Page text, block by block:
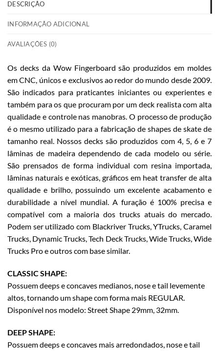
DESCRIÇÃO
INFORMAÇÃO ADICIONAL
AVALIAÇÕES (0)
Os decks da Wow Fingerboard são produzidos em moldes
em CNC, únicos e exclusivos ao redor do mundo desde 2009.
São indicados para praticantes iniciantes ou experientes e
também para os que procuram por um deck realista com alta
qualidade e controle nas manobras. O processo de produção
é o mesmo utilizado para a fabricação de shapes de skate de
tamanho real. Nossos decks são produzidos com 4, 5, 6 e 7
lâminas de madeira dependendo de cada modelo ou série.
São prensados de forma individual com resina importada,
lâminas naturais e exóticas, gráficos em heat transfer de alta
qualidade e brilho, possuindo um excelente acabamento e
durabilidade a nível mundial. A furação é 100% precisa e
compatível com a maioria dos trucks atuais do mercado.
Podem ser utilizado com Blackriver Trucks, YTrucks, Caramel
Trucks, Dynamic Trucks, Tech Deck Trucks, Wide Trucks, Wide
Trucks Pro e outros com base similar.
CLASSIC SHAPE:
Possuem deeps e concaves medianos, nose e tail levemente
altos, tornando um shape com forma mais REGULAR.
Disponível nos modelo: Street Shape 29mm, 32mm.
DEEP SHAPE:
Possuem deeps e concaves mais arredondados, nose e tail